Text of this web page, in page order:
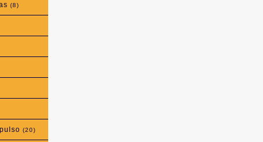
(8)
(20)